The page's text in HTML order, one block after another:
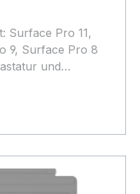
Surface Pro 11,
9, Surface Pro 8
und